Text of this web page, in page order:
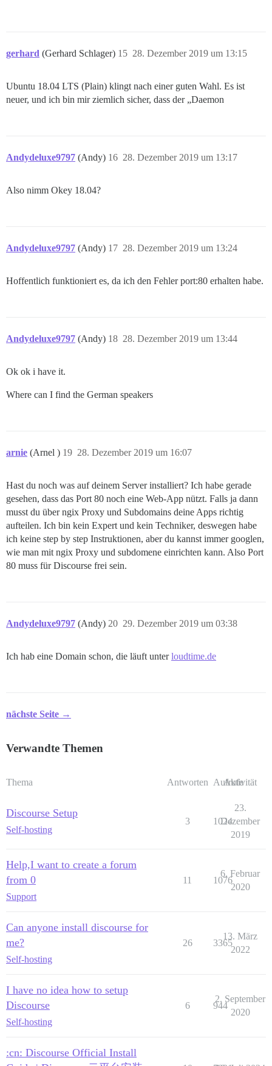
gerhard (Gerhard Schlager) 28. Dezember 2019 um 13:15
15
Ubuntu 18.04 LTS (Plain) klingt nach einer guten Wahl. Es ist
neuer, und ich bin mir ziemlich sicher, dass der „Daemon
Andydeluxe9797 (Andy) 28. Dezember 2019 um 13:17
16
Also nimm Okey 18.04?
Andydeluxe9797 (Andy) 28. Dezember 2019 um 13:24
17
Hoffentlich funktioniert es, da ich den Fehler port:80 erhalten habe.
Andydeluxe9797 (Andy) 28. Dezember 2019 um 13:44
18
Ok ok i have it.
Where can I find the German speakers
arnie (Arnel ) 28. Dezember 2019 um 16:07
19
Hast du noch was auf deinem Server installiert? Ich habe gerade
gesehen, dass das Port 80 noch eine Web-App nützt. Falls ja dann
musst du über ngix Proxy und Subdomains deine Apps richtig
aufteilen. Ich bin kein Expert und kein Techniker, deswegen habe
ich keine step by step Instruktionen, aber du kannst immer googlen,
wie man mit ngix Proxy und subdomene einrichten kann. Also Port
80 muss für Discourse frei sein.
Andydeluxe9797 (Andy) 29. Dezember 2019 um 03:38
20
Ich hab eine Domain schon, die läuft unterloudtime.de
nächste Seite →
Verwandte Themen
Thema Antworten Aufrufe
Aktivität
Discourse Setup
Self-hosting
3 1024
23.
Dezember
2019
Help,I want to create a forum
from 0
Support
11 1076
6. Februar
2020
Can anyone install discourse for
me?
Self-hosting
26 3365
13. März
2022
I have no idea how to setup
Discourse
Self-hosting
6 944
2. September
2020
:cn: Discourse Official Install